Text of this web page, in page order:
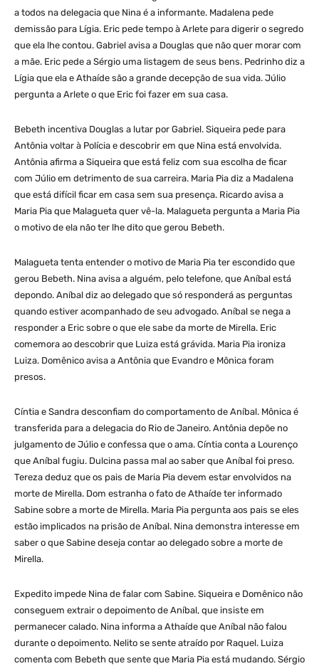
a todos na delegacia que Nina é a informante. Madalena pede
demissão para Lígia. Eric pede tempo à Arlete para digerir o segredo
que ela lhe contou. Gabriel avisa a Douglas que não quer morar com
a mãe. Eric pede a Sérgio uma listagem de seus bens. Pedrinho diz a
Lígia que ela e Athaíde são a grande decepção de sua vida. Júlio
pergunta a Arlete o que Eric foi fazer em sua casa.
Bebeth incentiva Douglas a lutar por Gabriel. Siqueira pede para
Antônia voltar à Polícia e descobrir em que Nina está envolvida.
Antônia afirma a Siqueira que está feliz com sua escolha de ficar
com Júlio em detrimento de sua carreira. Maria Pia diz a Madalena
que está difícil ficar em casa sem sua presença. Ricardo avisa a
Maria Pia que Malagueta quer vê-la. Malagueta pergunta a Maria Pia
o motivo de ela não ter lhe dito que gerou Bebeth.
Malagueta tenta entender o motivo de Maria Pia ter escondido que
gerou Bebeth. Nina avisa a alguém, pelo telefone, que Aníbal está
depondo. Aníbal diz ao delegado que só responderá as perguntas
quando estiver acompanhado de seu advogado. Aníbal se nega a
responder a Eric sobre o que ele sabe da morte de Mirella. Eric
comemora ao descobrir que Luiza está grávida. Maria Pia ironiza
Luiza. Domênico avisa a Antônia que Evandro e Mônica foram
presos.
Cíntia e Sandra desconfiam do comportamento de Aníbal. Mônica é
transferida para a delegacia do Rio de Janeiro. Antônia depõe no
julgamento de Júlio e confessa que o ama. Cíntia conta a Lourenço
que Aníbal fugiu. Dulcina passa mal ao saber que Aníbal foi preso.
Tereza deduz que os pais de Maria Pia devem estar envolvidos na
morte de Mirella. Dom estranha o fato de Athaíde ter informado
Sabine sobre a morte de Mirella. Maria Pia pergunta aos pais se eles
estão implicados na prisão de Aníbal. Nina demonstra interesse em
saber o que Sabine deseja contar ao delegado sobre a morte de
Mirella.
Expedito impede Nina de falar com Sabine. Siqueira e Domênico não
conseguem extrair o depoimento de Aníbal, que insiste em
permanecer calado. Nina informa a Athaíde que Aníbal não falou
durante o depoimento. Nelito se sente atraído por Raquel. Luiza
comenta com Bebeth que sente que Maria Pia está mudando. Sérgio